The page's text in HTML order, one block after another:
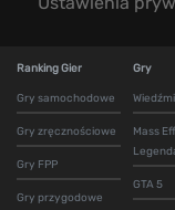
Ranking Gier
Gry samochodowe
Gry zręcznościowe
Gry FPP
Gry przygodowe
Gry
Mass
GTA 5